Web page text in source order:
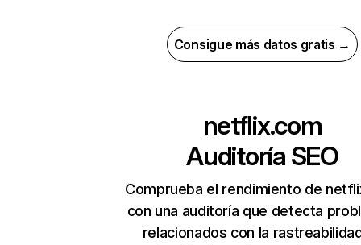
Consigue más datos gratis →
netflix.com
Auditoría SEO
Comprueba el rendimiento de
con una auditoría que detecta
relacionados con la